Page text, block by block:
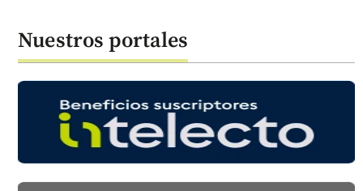
Nuestros portales